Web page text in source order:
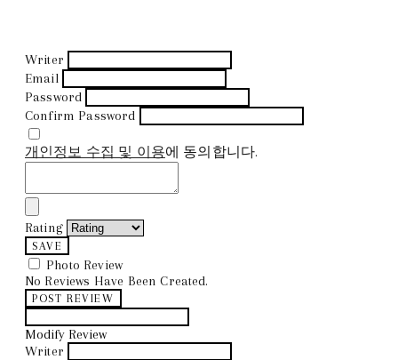
Writer
Email
Password
Confirm Password
개인정보 수집 및 이용에 동의합니다.
Rating
SAVE
Photo Review
No Reviews Have Been Created.
POST REVIEW
Modify Review
Writer